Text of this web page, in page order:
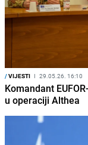
/VIJESTI I 29.05.26. 16:10
Komandant
u operaciji Althea